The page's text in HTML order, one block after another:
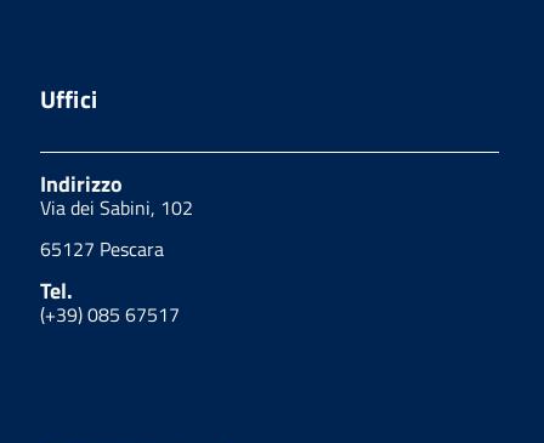
Uffici
Indirizzo
Via dei Sabini, 102
65127 Pescara
Tel.
(+39) 085 67517